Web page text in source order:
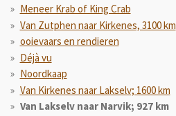
Meneer Krab of King Crab
Van Zutphen naar Kirkenes, 3100 km
ooievaars en rendieren
Déjà vu
Noordkaap
Van Kirkenes naar Lakselv; 1600 km
Van Lakselv naar Narvik; 927 km